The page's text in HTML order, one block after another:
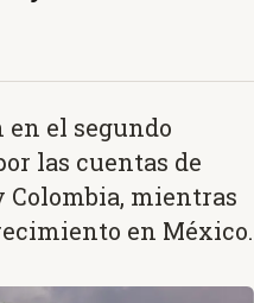
en el segundo
las cuentas de
Colombia, mientras
en México.